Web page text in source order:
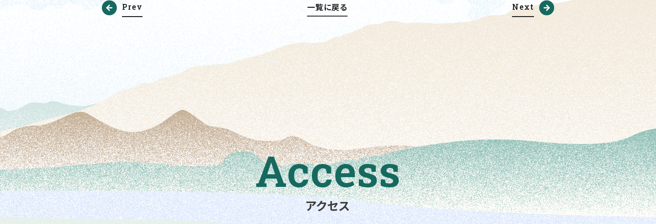
Prev 一覧に戻る Next
Access
アクセス